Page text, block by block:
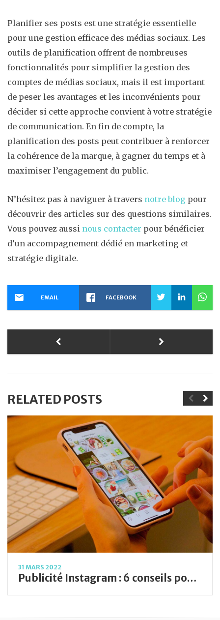
Planifier ses posts est une stratégie essentielle
pour une gestion efficace des médias sociaux. Les
outils de planification offrent de nombreuses
fonctionnalités pour simplifier la gestion des
comptes de médias sociaux, mais il est important
de peser les avantages et les inconvénients pour
décider si cette approche convient à votre stratégie
de communication. En fin de compte, la
planification des posts peut contribuer à renforcer
la cohérence de la marque, à gagner du temps et à
maximiser l’engagement du public.
N’hésitez pas à naviguer à travers notre blog pour
découvrir des articles sur des questions similaires.
Vous pouvez aussi nous contacter pour bénéficier
d’un accompagnement dédié en marketing et
stratégie digitale.
EMAIL FACEBOOK
RELATED POSTS
31 MARS 2022
Publicité Instagram : 6 conseils pour créer votre première publicité